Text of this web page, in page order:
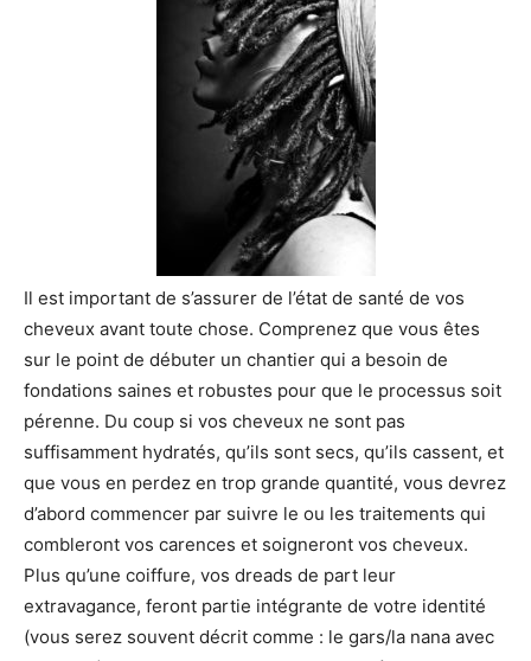
Il est important de s’assurer de l’état de santé de vos
cheveux avant toute chose. Comprenez que vous êtes
sur le point de débuter un chantier qui a besoin de
fondations saines et robustes pour que le processus soit
pérenne. Du coup si vos cheveux ne sont pas
suffisamment hydratés, qu’ils sont secs, qu’ils cassent, et
que vous en perdez en trop grande quantité, vous devrez
d’abord commencer par suivre le ou les traitements qui
combleront vos carences et soigneront vos cheveux.
Plus qu’une coiffure, vos dreads de part leur
extravagance, feront partie intégrante de votre identité
(vous serez souvent décrit comme : le gars/la nana avec